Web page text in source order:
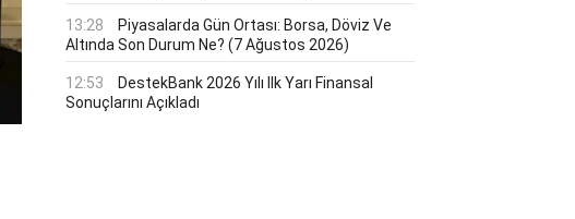
13:28
Piyasalarda Gün Ortası: Borsa, Döviz Ve
Altında Son Durum Ne? (7 Ağustos 2026)
12:53
DestekBank 2026 Yılı Ilk Yarı Finansal
Sonuçlarını Açıkladı